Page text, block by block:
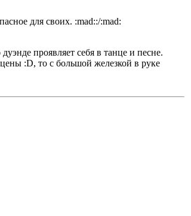
для своих. :mad::/:mad:
проявляет себя в танце и песне.
:D, то с большой железкой в руке